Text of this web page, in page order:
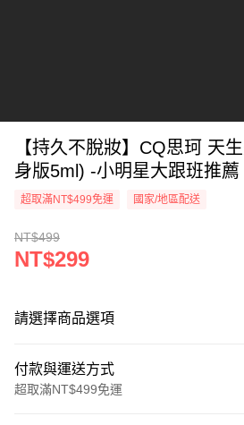
【持久不脫妝】CQ思珂 天
身版5ml) -小明星大跟班推薦
超取滿NT$499免運 國家/地區配送
NT$499
NT$299
請選擇商品選項
付款與運送方式
超取滿NT$499免運